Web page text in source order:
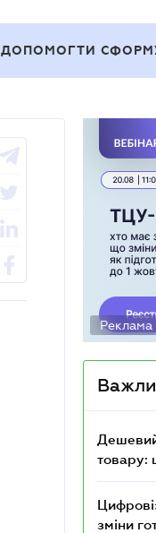
ДОПОМОГТИ
Реклама
товару:
зміни